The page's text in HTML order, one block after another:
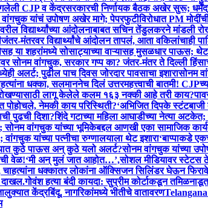
CJP व केंद्रसरकारची निर्णायक बैठक अखेर सुरू; धर्मेंद्र
यांचं उपोषण अखेर मागे; पेपरफुटीविरोधात PM
विद्यार्थ्यांच्या आंदोलनाबाबत सचिन तेंडुलकरने मांडली
जंतर-मंतरवर विद्यार्थ्यांचे आंदोलन तापलं, आता वकिलांचाही
या शहरांमध्ये सोसाट्याच्या वाऱ्यासह मुसळधार पाऊस; थेट
सोनम वांगचुक, सरकार गप्प का? जंतर-मंतर ते दिल्ली
अलर्ट; पुढील पाच दिवस जोरदार पावसाचा इशारासोनम
धक्का, सलमाननेच दिलं उत्तरमहत्त्वाची बातमी!
लागू केलेले कलम १६३ नक्की आहे तरी काय?
नेमकी काय परिस्थिती?‘अभिजित दिपके
पुढची दिशा?शिंदे गटाच्या महिला आघाडीच्या नेत्या
वांगचुक यांच्या भूमिकेबद्दल आणखी एका सामाजिक
यांच्या पत्नीचा रुग्णालयाला थेट इशारा‘बाप्पाकडे
कुठे पाऊस अन् कुठे यलो अलर्ट?सोनम वांगचुक यांच्या
वेळ!‘मी अन् मुलं जात आहोत…’,सोशल मीडियावर स्टेटस
धक्कातर लोकांना ऑक्सिजन सिलिंडर घेऊन फिरावे
दाखल.गोवंश हत्या बंदी कायदा: सुप्रीम कोर्टाकडून
केंद्रबिंदू, नागरिकांमध्ये भीतीचे वातावरण